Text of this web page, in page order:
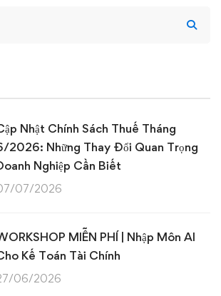
Nhật Chính Sách Thuế Tháng
2026: Những Thay Đổi Quan Trọng
Nghiệp Cần Biết
07/2026
MIỄN PHÍ | Nhập Môn AI
Kế Toán Tài Chính
06/2026